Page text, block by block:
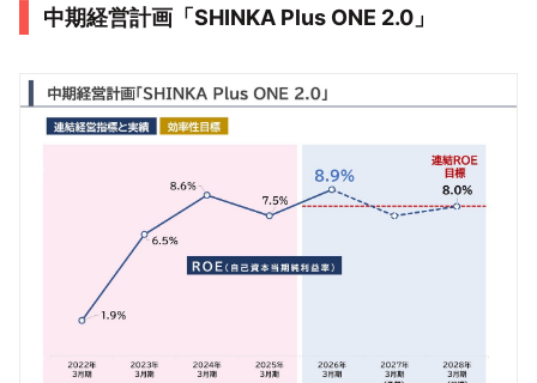
中期経営計画「SHINKA Plus ONE 2.0」